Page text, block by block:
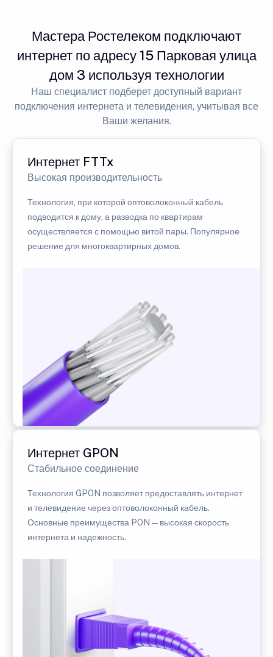
Мастера Ростелеком подключают
интернет по адресу 15 Парковая улица
дом 3 используя технологии
Наш специалист подберет доступный вариант
подключения интернета и телевидения, учитывая все
Ваши желания.
Интернет FTTx
Высокая производительность
Технология, при которой оптоволоконный кабель
подводится к дому, а разводка по квартирам
осуществляется с помощью витой пары. Популярное
решение для многоквартирных домов.
Интернет GPON
Стабильное соединение
Технология GPON позволяет предоставлять интернет
и телевидение через оптоволоконный кабель.
Основные преимущества PON — высокая скорость
интернета и надежность.